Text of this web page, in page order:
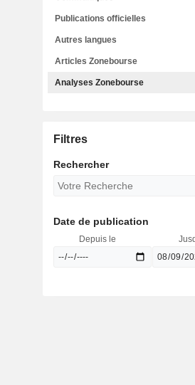
Publications officielles
Autres langues
Articles Zonebourse
Analyses Zonebourse
Filtres
Rechercher
Date de publication
Depuis le